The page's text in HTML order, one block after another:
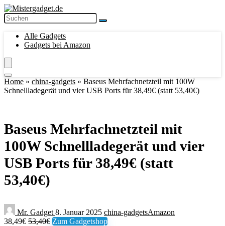
Alle Gadgets
Gadgets bei Amazon
Home » china-gadgets » Baseus Mehrfachnetzteil mit 100W
Schnellladegerät und vier USB Ports für 38,49€ (statt 53,40€)
Baseus Mehrfachnetzteil mit
100W Schnellladegerät und vier
USB Ports für 38,49€ (statt
53,40€)
Mr. Gadget 8. Januar 2025 china-gadgetsAmazon
38,49€ 53,40€ Zum Gadgetshop